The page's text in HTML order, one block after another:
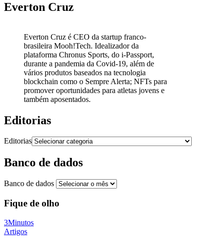
Everton Cruz
Everton Cruz é CEO da startup franco-
brasileira Mooh!Tech. Idealizador da
plataforma Chronus Sports, do i-Passport,
durante a pandemia da Covid-19, além de
vários produtos baseados na tecnologia
blockchain como o Sempre Alerta; NFTs para
promover oportunidades para atletas jovens e
também aposentados.
Editorias
Editorias
Banco de dados
Banco de dados
Fique de olho
3Minutos
Artigos